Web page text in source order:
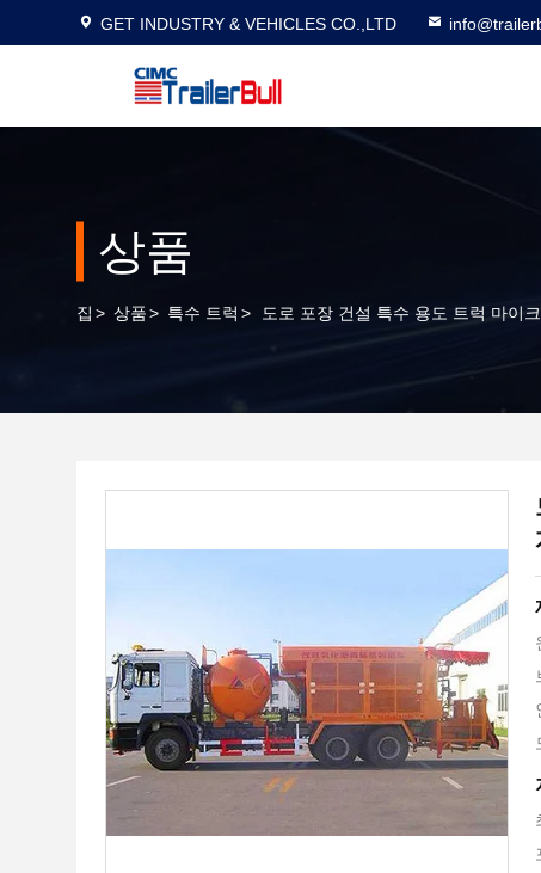
GET INDUSTRY & VEHICLES CO.,LTD
상품
집 > 상품> 특수 트럭 > 도로 포장 건설 특수 용도 트럭 마이